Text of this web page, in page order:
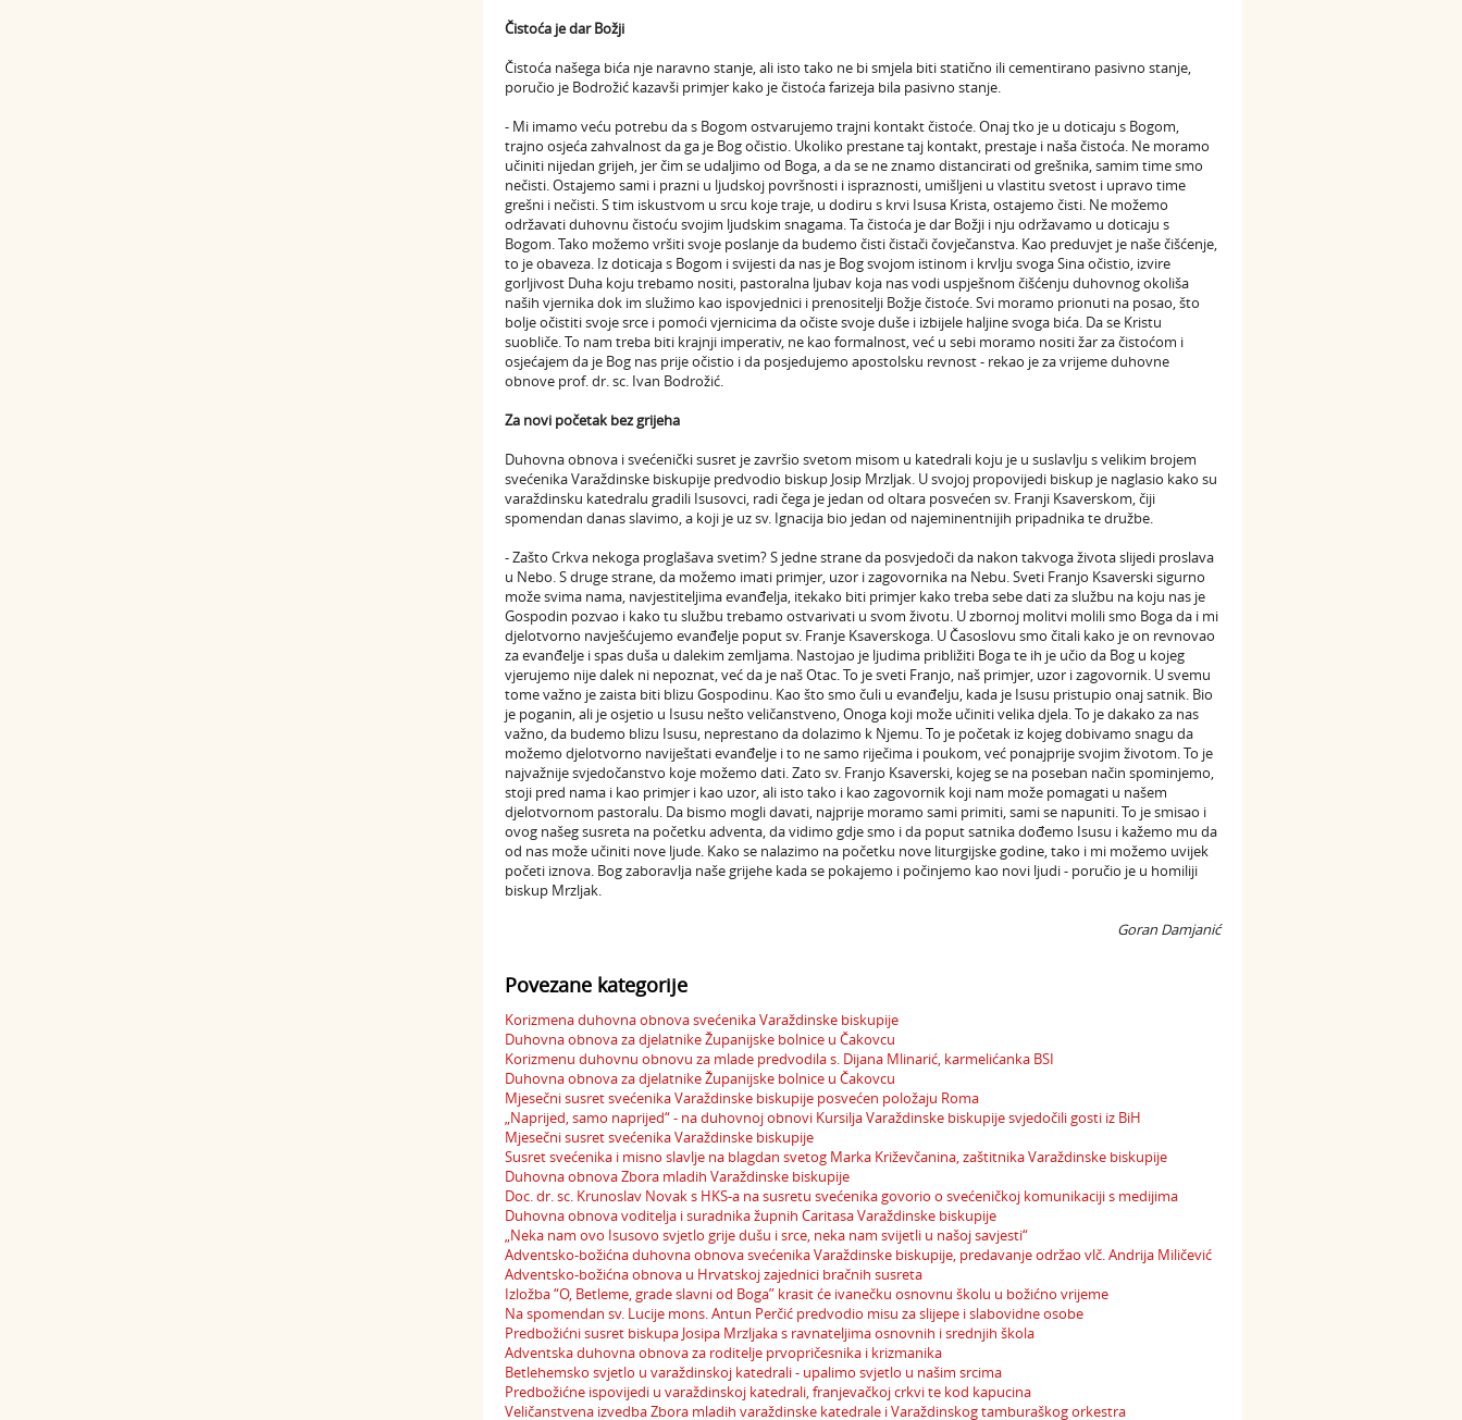
Čistoća je dar Božji
Čistoća našega bića nje naravno stanje, ali isto tako ne bi smjela biti statično ili cementirano pasivno stanje,
poručio je Bodrožić kazavši primjer kako je čistoća farizeja bila pasivno stanje.
- Mi imamo veću potrebu da s Bogom ostvarujemo trajni kontakt čistoće. Onaj tko je u doticaju s Bogom,
trajno osjeća zahvalnost da ga je Bog očistio. Ukoliko prestane taj kontakt, prestaje i naša čistoća. Ne moramo
učiniti nijedan grijeh, jer čim se udaljimo od Boga, a da se ne znamo distancirati od grešnika, samim time smo
nečisti. Ostajemo sami i prazni u ljudskoj površnosti i ispraznosti, umišljeni u vlastitu svetost i upravo time
grešni i nečisti. S tim iskustvom u srcu koje traje, u dodiru s krvi Isusa Krista, ostajemo čisti. Ne možemo
održavati duhovnu čistoću svojim ljudskim snagama. Ta čistoća je dar Božji i nju održavamo u doticaju s
Bogom. Tako možemo vršiti svoje poslanje da budemo čisti čistači čovječanstva. Kao preduvjet je naše čišćenje,
to je obaveza. Iz doticaja s Bogom i svijesti da nas je Bog svojom istinom i krvlju svoga Sina očistio, izvire
gorljivost Duha koju trebamo nositi, pastoralna ljubav koja nas vodi uspješnom čišćenju duhovnog okoliša
naših vjernika dok im služimo kao ispovjednici i prenositelji Božje čistoće. Svi moramo prionuti na posao, što
bolje očistiti svoje srce i pomoći vjernicima da očiste svoje duše i izbijele haljine svoga bića. Da se Kristu
suobliče. To nam treba biti krajnji imperativ, ne kao formalnost, već u sebi moramo nositi žar za čistoćom i
osjećajem da je Bog nas prije očistio i da posjedujemo apostolsku revnost - rekao je za vrijeme duhovne
obnove prof. dr. sc. Ivan Bodrožić.
Za novi početak bez grijeha
Duhovna obnova i svećenički susret je završio svetom misom u katedrali koju je u suslavlju s velikim brojem
svećenika Varaždinske biskupije predvodio biskup Josip Mrzljak. U svojoj propovijedi biskup je naglasio kako su
varaždinsku katedralu gradili Isusovci, radi čega je jedan od oltara posvećen sv. Franji Ksaverskom, čiji
spomendan danas slavimo, a koji je uz sv. Ignacija bio jedan od najeminentnijih pripadnika te družbe.
- Zašto Crkva nekoga proglašava svetim? S jedne strane da posvjedoči da nakon takvoga života slijedi proslava
u Nebo. S druge strane, da možemo imati primjer, uzor i zagovornika na Nebu. Sveti Franjo Ksaverski sigurno
može svima nama, navjestiteljima evanđelja, itekako biti primjer kako treba sebe dati za službu na koju nas je
Gospodin pozvao i kako tu službu trebamo ostvarivati u svom životu. U zbornoj molitvi molili smo Boga da i mi
djelotvorno navješćujemo evanđelje poput sv. Franje Ksaverskoga. U Časoslovu smo čitali kako je on revnovao
za evanđelje i spas duša u dalekim zemljama. Nastojao je ljudima približiti Boga te ih je učio da Bog u kojeg
vjerujemo nije dalek ni nepoznat, već da je naš Otac. To je sveti Franjo, naš primjer, uzor i zagovornik. U svemu
tome važno je zaista biti blizu Gospodinu. Kao što smo čuli u evanđelju, kada je Isusu pristupio onaj satnik. Bio
je poganin, ali je osjetio u Isusu nešto veličanstveno, Onoga koji može učiniti velika djela. To je dakako za nas
važno, da budemo blizu Isusu, neprestano da dolazimo k Njemu. To je početak iz kojeg dobivamo snagu da
možemo djelotvorno naviještati evanđelje i to ne samo riječima i poukom, već ponajprije svojim životom. To je
najvažnije svjedočanstvo koje možemo dati. Zato sv. Franjo Ksaverski, kojeg se na poseban način spominjemo,
stoji pred nama i kao primjer i kao uzor, ali isto tako i kao zagovornik koji nam može pomagati u našem
djelotvornom pastoralu. Da bismo mogli davati, najprije moramo sami primiti, sami se napuniti. To je smisao i
ovog našeg susreta na početku adventa, da vidimo gdje smo i da poput satnika dođemo Isusu i kažemo mu da
od nas može učiniti nove ljude. Kako se nalazimo na početku nove liturgijske godine, tako i mi možemo uvijek
početi iznova. Bog zaboravlja naše grijehe kada se pokajemo i počinjemo kao novi ljudi - poručio je u homiliji
biskup Mrzljak.
Goran Damjanić
Povezane kategorije
Korizmena duhovna obnova svećenika Varaždinske biskupije
Duhovna obnova za djelatnike Županijske bolnice u Čakovcu
Korizmenu duhovnu obnovu za mlade predvodila s. Dijana Mlinarić, karmelićanka BSI
Duhovna obnova za djelatnike Županijske bolnice u Čakovcu
Mjesečni susret svećenika Varaždinske biskupije posvećen položaju Roma
„Naprijed, samo naprijed“ - na duhovnoj obnovi Kursilja Varaždinske biskupije svjedočili gosti iz BiH
Mjesečni susret svećenika Varaždinske biskupije
Susret svećenika i misno slavlje na blagdan svetog Marka Križevčanina, zaštitnika Varaždinske biskupije
Duhovna obnova Zbora mladih Varaždinske biskupije
Doc. dr. sc. Krunoslav Novak s HKS-a na susretu svećenika govorio o svećeničkoj komunikaciji s medijima
Duhovna obnova voditelja i suradnika župnih Caritasa Varaždinske biskupije
„Neka nam ovo Isusovo svjetlo grije dušu i srce, neka nam svijetli u našoj savjesti“
Adventsko-božićna duhovna obnova svećenika Varaždinske biskupije, predavanje održao vlč. Andrija Miličević
Adventsko-božićna obnova u Hrvatskoj zajednici bračnih susreta
Izložba “O, Betleme, grade slavni od Boga” krasit će ivanečku osnovnu školu u božićno vrijeme
Na spomendan sv. Lucije mons. Antun Perčić predvodio misu za slijepe i slabovidne osobe
Predbožićni susret biskupa Josipa Mrzljaka s ravnateljima osnovnih i srednjih škola
Adventska duhovna obnova za roditelje prvopričesnika i krizmanika
Betlehemsko svjetlo u varaždinskoj katedrali - upalimo svjetlo u našim srcima
Predbožićne ispovijedi u varaždinskoj katedrali, franjevačkoj crkvi te kod kapucina
Veličanstvena izvedba Zbora mladih varaždinske katedrale i Varaždinskog tamburaškog orkestra